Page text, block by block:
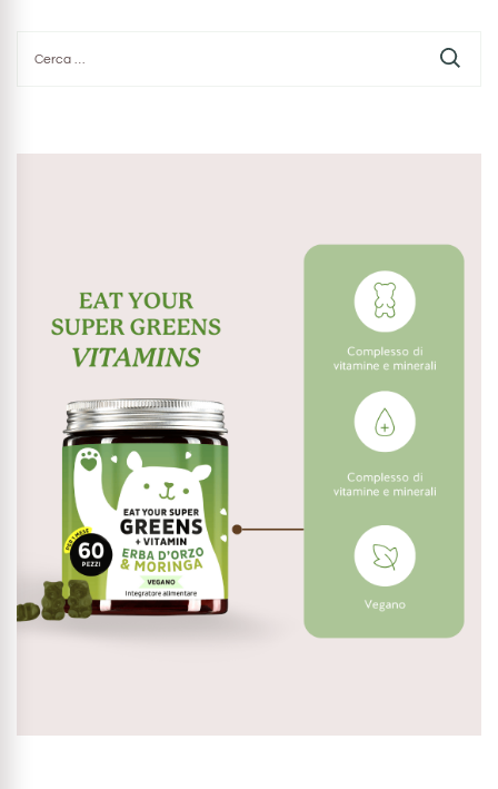
per: